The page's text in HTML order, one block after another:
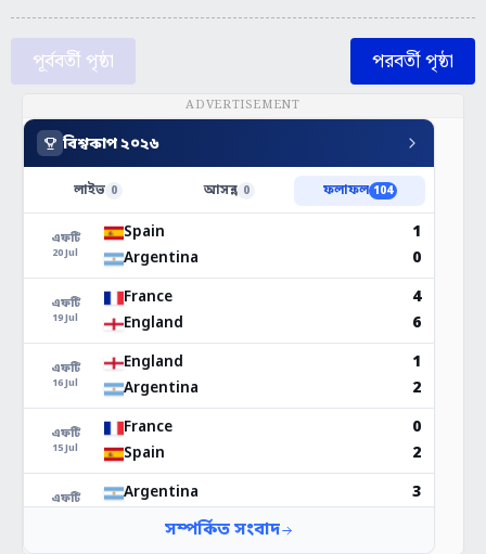
পূর্ববর্তী পৃষ্ঠা পরবর্তী পৃষ্ঠা
ADVERTISEMENT